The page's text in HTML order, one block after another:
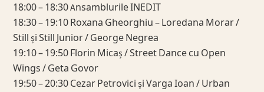
18:00 – 18:30 Ansamblurile INEDIT
18:30 – 19:10 Roxana Gheorghiu – Loredana Morar /
Still și Still Junior / George Negrea
19:10 – 19:50 Florin Micaș / Street Dance cu Open
Wings / Geta Govor
19:50 – 20:30 Cezar Petrovici și Varga Ioan / Urban